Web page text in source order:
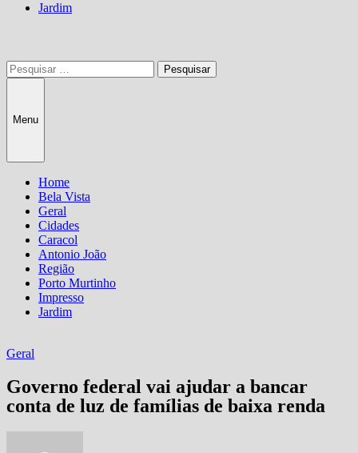
Jardim
Pesquisar
por:
Menu
Home
Bela Vista
Geral
Cidades
Caracol
Antonio João
Região
Porto Murtinho
Impresso
Jardim
Geral
Governo federal vai ajudar a bancar
conta de luz de famílias de baixa renda